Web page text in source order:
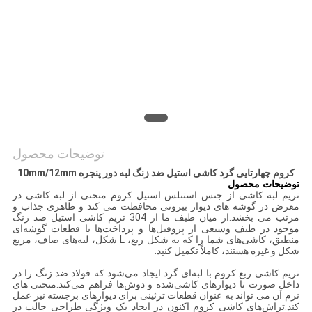
توضیحات محصول
کروم چهارتایی گرد کاشی استیل ضد زنگ لبه دور پنجره 10mm/12mm
توضیحات محصول
تریم لبه کاشی از جنس استنلس استیل کروم منحنی از لبه کاشی در
معرض در گوشه های دیوار بیرونی محافظت می کند و ظاهری جذاب و
مرتب می بخشد.از میان طیف ما از 304 تریم کاشی استیل ضد زنگ
موجود در طیف وسیعی از پروفیل‌ها و پرداخت‌ها با قطعات گوشه‌ای
منطبق، کاشی‌های شما را که به شکل ربع، L شکل، لبه‌های صاف، مربع
شکل و غیره هستند، کاملاً تکمیل کنید.
تریم کاشی ربع کروم با لبه‌ای گرد ایجاد می‌شود که فولاد ضد زنگ را در
داخل صورت تا دیوارهای کاشی‌شده و دوش‌ها فراهم می‌کند.منحنی های
نرم آن می تواند به عنوان قطعات تزئینی برای دیوارهای برجسته نیز عمل
کند.تراش‌های کاشی کروم اکنون در ایجاد یک ویژگی طراحی جالب در